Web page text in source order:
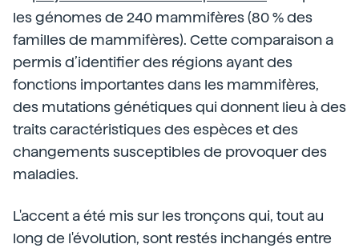
les génomes de 240 mammifères (80 % des
familles de mammifères). Cette comparaison a
permis d’identifier des régions ayant des
fonctions importantes dans les mammifères,
des mutations génétiques qui donnent lieu à des
traits caractéristiques des espèces et des
changements susceptibles de provoquer des
maladies.
L'accent a été mis sur les tronçons qui, tout au
long de l'évolution, sont restés inchangés entre